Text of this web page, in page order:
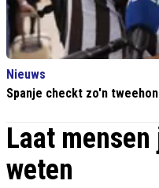
Nieuws
Spanje checkt zo'n
Laat
weten